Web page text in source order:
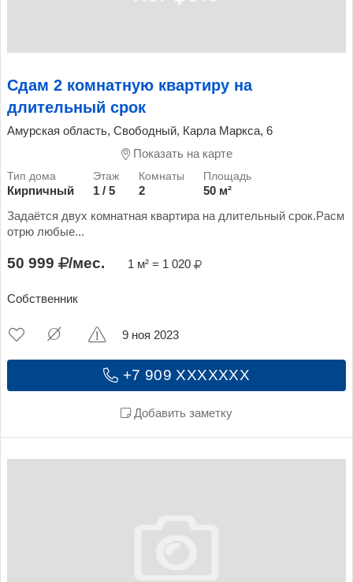
Сдам 2 комнатную квартиру на
длительный срок
Амурская область, Свободный, Карла Маркса, 6
Показать на карте
Кирпичный 1 / 5 2
50 м²
Задаётся двух комнатная квартира на длительный срок.Расм
отрю любые...
50 999 /мес. 1 м² = 1 020
Собственник
+7 909 XXXXXXX
Добавить заметку
9 ноя 2023